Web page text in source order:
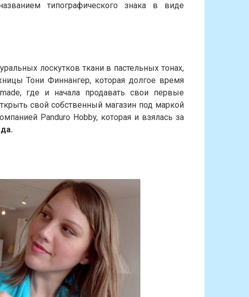
типографического знака в виде
лоскутков ткани в пастельных тонах,
Тони Финнангер, которая долгое время
где и начала продавать свои первые
свой собственный магазин под маркой
Panduro Hobby, которая и взялась за
.